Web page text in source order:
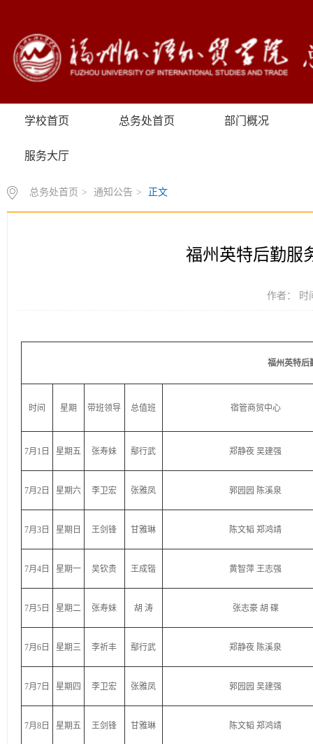
学校首页 总务处首页 部门概况
服务大厅
总务处首页 > 通知公告 > 正文
福州英特后勤服
作者： 时
福州英特后
时间 星期 带班领导 总值班 宿管商贸中心
7月1日 星期五 张寿妹 鄢行武 郑静夜 吴建强
7月2日 星期六 李卫宏 张雅凤 郭园园 陈溪泉
7月3日 星期日 王剑锋 甘雅琳 陈文韬 郑鸿靖
7月4日 星期一 吴钦贵 王成锴 黄智萍 王志强
7月5日 星期二 张寿妹 胡 涛 张志豪 胡 碟
7月6日 星期三 李祈丰 鄢行武 郑静夜 陈溪泉
7月7日 星期四 李卫宏 张雅凤 郭园园 吴建强
7月8日 星期五 王剑锋 甘雅琳 陈文韬 郑鸿靖